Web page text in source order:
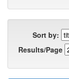
Sort by:
Results/Page